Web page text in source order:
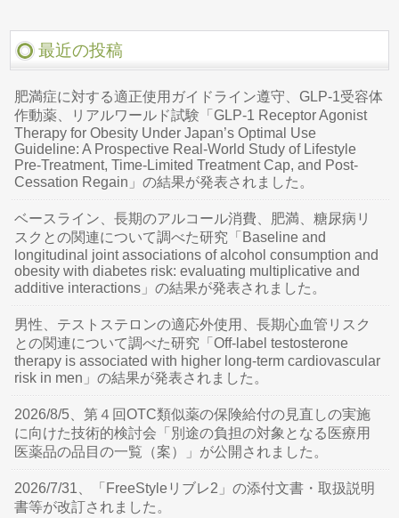
最近の投稿
肥満症に対する適正使用ガイドライン遵守、GLP-1受容体
作動薬、リアルワールド試験「GLP-1 Receptor Agonist
Therapy for Obesity Under Japan’s Optimal Use
Guideline: A Prospective Real-World Study of Lifestyle
Pre-Treatment, Time-Limited Treatment Cap, and Post-
Cessation Regain」の結果が発表されました。
ベースライン、長期のアルコール消費、肥満、糖尿病リ
スクとの関連について調べた研究「Baseline and
longitudinal joint associations of alcohol consumption and
obesity with diabetes risk: evaluating multiplicative and
additive interactions」の結果が発表されました。
男性、テストステロンの適応外使用、長期心血管リスク
との関連について調べた研究「Off-label testosterone
therapy is associated with higher long-term cardiovascular
risk in men」の結果が発表されました。
2026/8/5、第４回OTC類似薬の保険給付の見直しの実施
に向けた技術的検討会「別途の負担の対象となる医療用
医薬品の品目の一覧（案）」が公開されました。
2026/7/31、「FreeStyleリブレ2」の添付文書・取扱説明
書等が改訂されました。